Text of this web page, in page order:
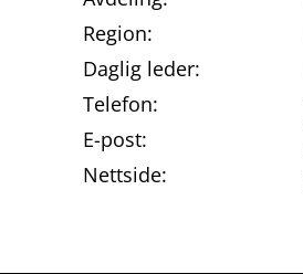
Region:
Daglig leder:
Telefon:
E-post:
Nettside: